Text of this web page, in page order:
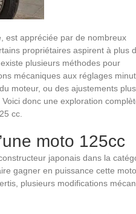
est appréciée par de nombreux
propriétaires aspirent à plus
plusieurs méthodes pour
mécaniques aux réglages
moteur, ou des ajustements plus
donc une exploration
cc.
moto 125cc
japonais dans la
gagner en puissance cette
plusieurs modifications